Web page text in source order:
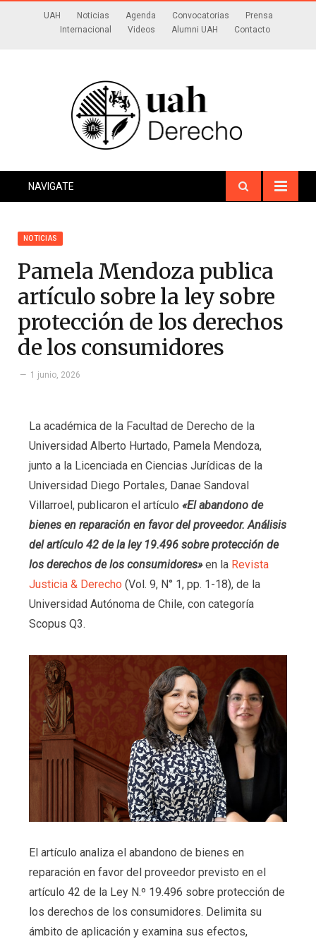
UAH Noticias Agenda Convocatorias
Prensa
Internacional
Videos Alumni UAH Contacto
NAVIGATE
NOTICIAS
Pamela Mendoza publica
artículo sobre la ley sobre
protección de los derechos
de los consumidores
1 junio, 2026
La académica de la Facultad de Derecho de la
Universidad Alberto Hurtado, Pamela Mendoza,
junto a la Licenciada en Ciencias Jurídicas de la
Universidad Diego Portales, Danae Sandoval
Villarroel, publicaron el artículo «El abandono de
bienes en reparación en favor del proveedor. Análisis
del artículo 42 de la ley 19.496 sobre protección de
los derechos de los consumidores»en la Revista
Justicia & Derecho (Vol. 9, N° 1, pp. 1-18), de la
Universidad Autónoma de Chile, con categoría
Scopus Q3.
El artículo analiza el abandono de bienes en
reparación en favor del proveedor previsto en el
artículo 42 de la Ley N.º 19.496 sobre protección de
los derechos de los consumidores. Delimita su
ámbito de aplicación y examina sus efectos,